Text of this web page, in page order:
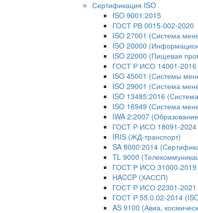
Сертификация ISO
ISO 9001:2015
ГОСТ РВ 0015-002-2020
ISO 27001 (Система
ISO 20000
ISO 22000 (Пищевая
ГОСТ Р ИСО 14001-2016
ISO 45001 (Системы
ISO 29001 (Система
ISO 13485:2016
ISO 16949 (Система
IWA 2:2007
ГОСТ Р ИСО 18091-2024
IRIS (ЖД-транспорт)
SA 8000:2014
TL 9000
ГОСТ Р ИСО 31000-2019
HACCP (ХАССП)
ГОСТ Р ИСО 22301-2021
ГОСТ Р 55.0.02-2014
AS 9100 (Авиа,